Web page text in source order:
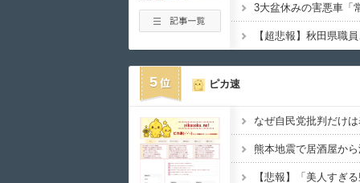
5 ピカ速
なぜ自民党批判だけ
熊本地震で居酒屋か